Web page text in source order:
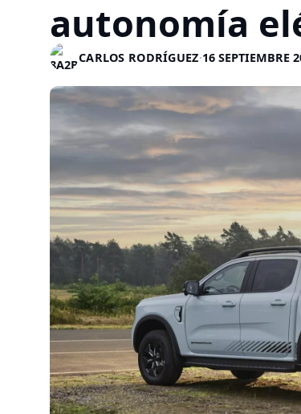
autonomía
CARLOS RODRÍGUEZ·16 SEPTIEMBRE